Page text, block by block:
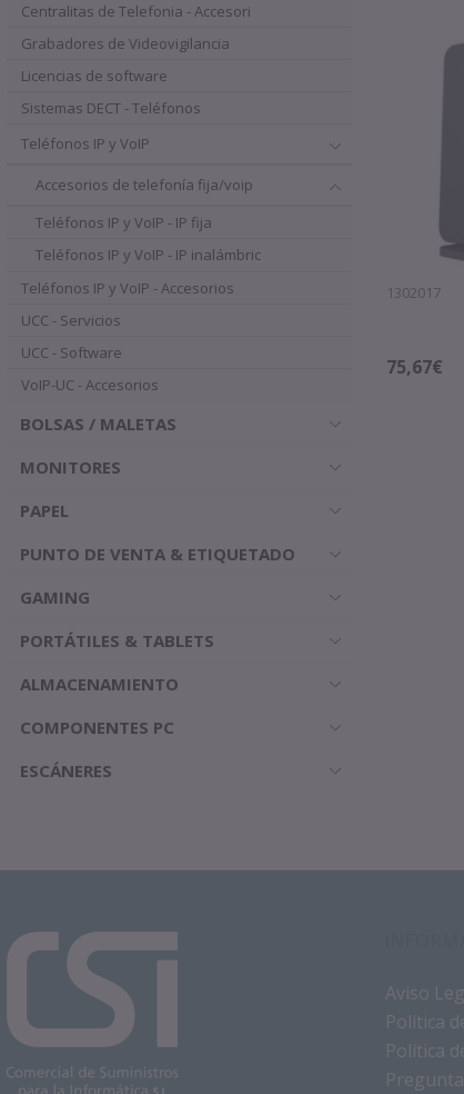
Centralitas de Telefonia - Accesori
Grabadores de Videovigilancia
Licencias de software
Sistemas DECT - Teléfonos
Teléfonos IP y VoIP
Accesorios de telefonía fija/voip
Teléfonos IP y VoIP - IP fija
Teléfonos IP y VoIP - IP inalámbric
Teléfonos IP y VoIP - Accesorios
UCC - Servicios
UCC - Software
VoIP-UC - Accesorios
BOLSAS / MALETAS
MONITORES
PAPEL
PUNTO DE VENTA & ETIQUETADO
GAMING
PORTÁTILES & TABLETS
ALMACENAMIENTO
COMPONENTES PC
ESCÁNERES
1302017
75,67€
Aviso
Política
Política